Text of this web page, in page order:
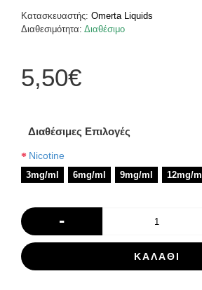
Κατασκευαστής: Omerta Liquids
Διαθεσιμότητα: Διαθέσιμο
5,50€
Διαθέσιμες Επιλογές
Nicotine
3mg/ml 6mg/ml 9mg/ml 12mg/ml
-
ΚΑΛΆΘΙ